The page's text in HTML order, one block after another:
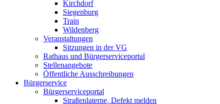
Kirchdorf
Siegenburg
Train
Wildenberg
Veranstaltungen
Sitzungen in der VG
Rathaus und Bürgerserviceportal
Stellenangebote
Öffentliche Ausschreibungen
Bürgerservice
Bürgerserviceportal
Straßenlaterne, Defekt melden